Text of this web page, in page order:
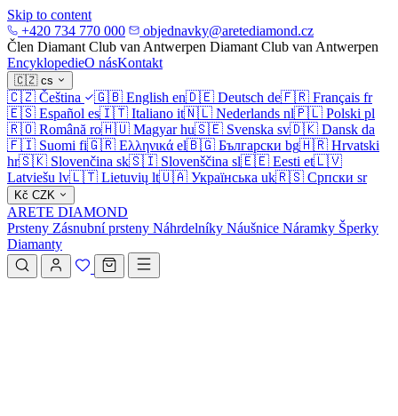
Skip to content
+420 734 770 000
objednavky@aretediamond.cz
Člen Diamant Club van Antwerpen Diamant Club van Antwerpen
EncyklopedieO násKontakt
🇨🇿 cs
🇨🇿 Čeština 🇬🇧 English en🇩🇪 Deutsch de🇫🇷 Français fr
🇪🇸 Español es🇮🇹 Italiano it🇳🇱 Nederlands nl🇵🇱 Polski pl
🇷🇴 Română ro🇭🇺 Magyar hu🇸🇪 Svenska sv🇩🇰 Dansk da
🇫🇮 Suomi fi🇬🇷 Ελληνικά el🇧🇬 Български bg🇭🇷 Hrvatski
hr🇸🇰 Slovenčina sk🇸🇮 Slovenščina sl🇪🇪 Eesti et🇱🇻
Latviešu lv🇱🇹 Lietuvių lt🇺🇦 Українська uk🇷🇸 Српски sr
Kč CZK
ARETE DIAMOND
Prsteny Zásnubní prsteny Náhrdelníky Náušnice Náramky Šperky
Diamanty